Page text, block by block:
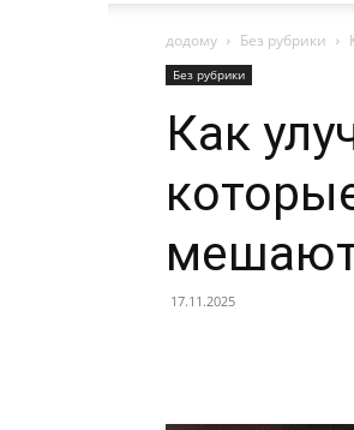
додому Без рубрики
Без рубрики
Как
17.11.2025